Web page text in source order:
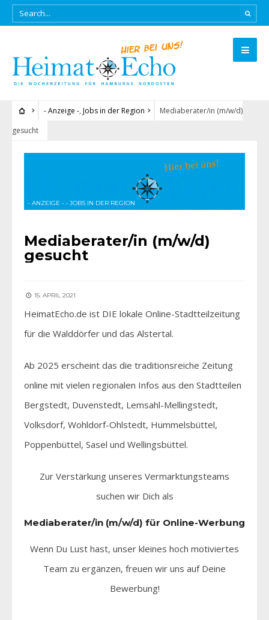
- Anzeige -, Jobs in der Region
Mediaberater/in (m/w/d)
gesucht
- ANZEIGE - • JOBS IN DER REGION
Mediaberater/in (m/w/d)
gesucht
15. APRIL 2021
HeimatEcho.de ist DIE lokale Online-Stadtteilzeitung
für die Walddörfer und das Alstertal.
Ab 2025 erscheint das die traditionsreiche Zeitung
online mit vielen regionalen Infos aus den Stadtteilen
Bergstedt, Duvenstedt, Lemsahl-Mellingstedt,
Volksdorf, Wohldorf-Ohlstedt, Hummelsbüttel,
Poppenbüttel, Sasel und Wellingsbüttel.
Zur Verstärkung unseres Vermarktungsteams
suchen wir Dich als
Mediaberater/in (m/w/d) für Online-Werbung
Wenn Du Lust hast, unser kleines hoch motiviertes
Team zu ergänzen, freuen wir uns auf Deine
Bewerbung!